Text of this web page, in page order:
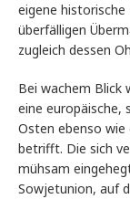
eigene
überfälligen
zugleich dessen
Bei wachem Blick
eine europäische,
Osten ebenso wie
betrifft. Die sich
mühsam
Sowjetunion, auf